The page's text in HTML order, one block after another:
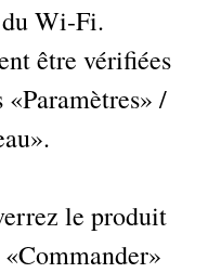
Wi-Fi.
être vérifiées
/
le produit